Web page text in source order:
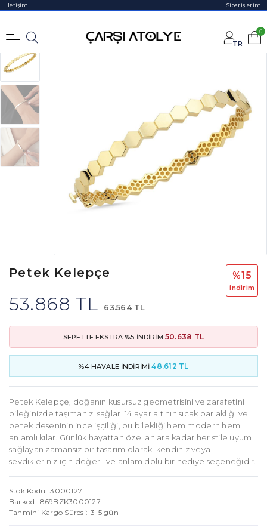
İletişim Siparişlerim
TR
0
Petek Kelepçe
53.868 TL 63.564 TL
%15
i̇ndi̇ri̇m
SEPETTE EKSTRA %5 İNDİRİM 50.638 TL
%4 HAVALE İNDİRİMİ48.612 TL
Petek Kelepçe, doğanın kusursuz geometrisini ve zarafetini
bileğinizde taşımanızı sağlar. 14 ayar altının sıcak parlaklığı ve
petek deseninin ince işçiliği, bu bilekliği hem modern hem
anlamlı kılar. Günlük hayattan özel anlara kadar her stile uyum
sağlayan zamansız bir tasarım olarak, kendiniz veya
sevdikleriniz için değerli ve anlam dolu bir hediye seçeneğidir.
Stok Kodu
3000127
Barkod
869BZK3000127
Tahmini Kargo Süresi
3-5 gün